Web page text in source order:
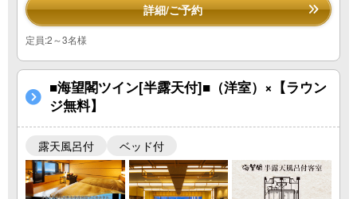
詳細/ご予約
定員:2～3名様
■海望閣ツイン[半露天付]■（洋室）×【ラウン
ジ無料】
露天風呂付 ベッド付